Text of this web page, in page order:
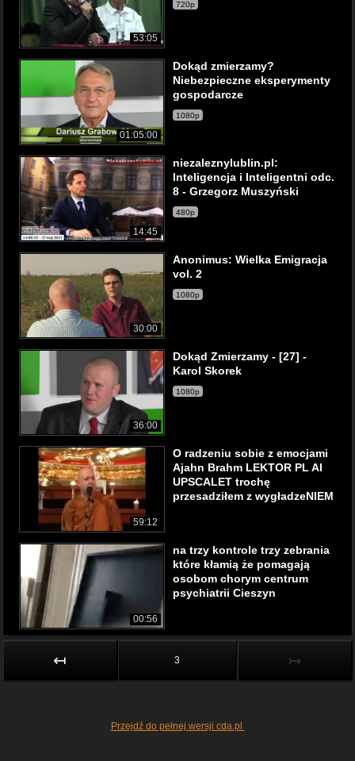
53:05
720p
01:05:00
Dokąd zmierzamy?
Niebezpieczne eksperymenty
gospodarcze
1080p
14:45
niezaleznylublin.pl:
Inteligencja i Inteligentni odc.
8 - Grzegorz Muszyński
480p
30:00
Anonimus: Wielka Emigracja
vol. 2
1080p
36:00
Dokąd Zmierzamy - [27] -
Karol Skorek
1080p
59:12
O radzeniu sobie z emocjami
Ajahn Brahm LEKTOR PL AI
UPSCALET trochę
przesadziłem z wygładzeNIEM
00:56
na trzy kontrole trzy zebrania
które kłamią że pomagają
osobom chorym centrum
psychiatrii Cieszyn
↤ 3 ↦
Przejdź do pełnej wersji cda.pl